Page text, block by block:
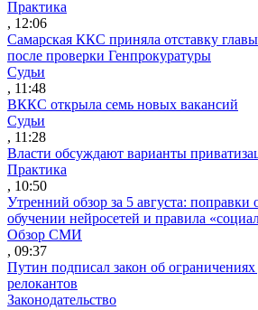
Практика
, 12:06
Самарская ККС приняла отставку
после проверки Генпрокуратуры
Судьи
, 11:48
ВККС открыла семь новых вакансий
Судьи
, 11:28
Власти обсуждают варианты
Практика
, 10:50
Утренний обзор за 5 августа: поправки
обучении нейросетей и правила
Обзор СМИ
, 09:37
Путин подписал закон об
релокантов
Законодательство